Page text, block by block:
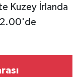
Kuzey İrlanda